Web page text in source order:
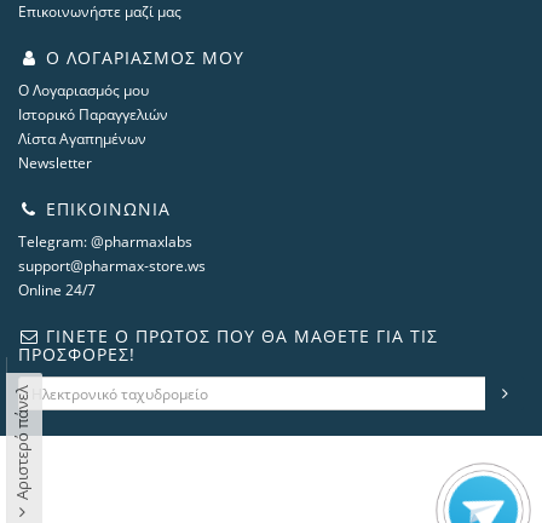
Επικοινωνήστε μαζί μας
Ο ΛΟΓΑΡΙΑΣΜΌΣ ΜΟΥ
Ο Λογαριασμός μου
Ιστορικό Παραγγελιών
Λίστα Αγαπημένων
Newsletter
ΕΠΙΚΟΙΝΩΝΊΑ
Telegram: @pharmaxlabs
support@pharmax-store.ws
Online 24/7
ΓΊΝΕΤΕ Ο ΠΡΏΤΟΣ ΠΟΥ ΘΑ ΜΆΘΕΤΕ ΓΙΑ ΤΙΣ
ΠΡΟΣΦΟΡΈΣ!
Αριστερό πάνελ